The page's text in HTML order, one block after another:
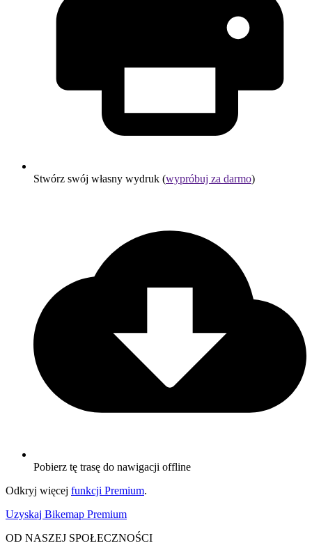
Stwórz swój własny wydruk (wypróbuj za darmo)
Pobierz tę trasę do nawigacji offline
Odkryj więcej funkcji Premium.
Uzyskaj Bikemap Premium
OD NASZEJ SPOŁECZNOŚCI